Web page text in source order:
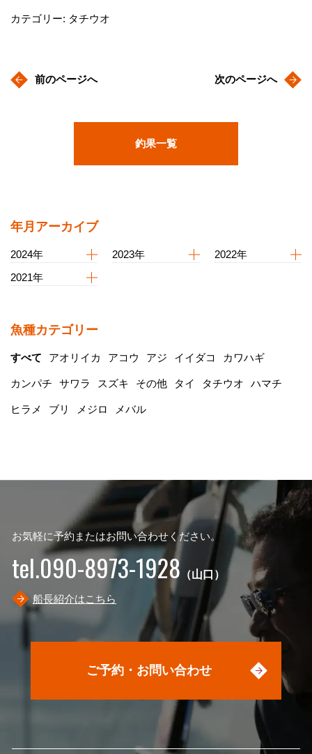
カテゴリー: タチウオ
前のページへ
釣果一覧
次のページへ
年月アーカイブ
2024年 2023年
2022年
2021年
魚種カテゴリー
すべて アオリイカ アコウ アジ イイダコ カワハギ
カンパチ サワラ スズキ その他 タイ タチウオ ハマチ
ヒラメ ブリ メジロ メバル
お気軽に予約またはお問い合わせください。
tel.090-8973-1928 （山口）
船長紹介はこちら
ご予約・お問い合わせ